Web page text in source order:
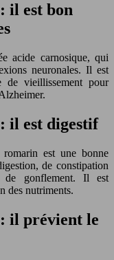
il est bon
acide carnosique, qui
neuronales. Il est
de vieillissement pour
il est digestif
romarin est une bonne
de constipation
de gonflement. Il est
des nutriments.
il prévient le